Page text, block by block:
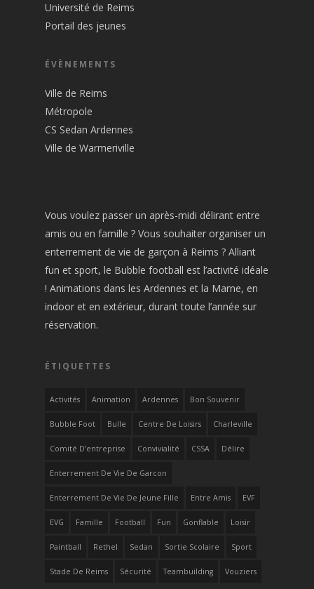
Université de Reims
Portail des jeunes
ÉVÈNEMENTS
Ville de Reims
Métropole
CS Sedan Ardennes
Ville de Warmeriville
Vous voulez passer un après-midi délirant entre
amis ou en famille ? Vous souhaiter organiser un
enterrement de vie de garçon à Reims ? Alliant
fun et sport, le Bubble football est l’activité idéale
! Animations dans les Ardennes et la Marne, en
indoor et en extérieur, durant toute l’année sur
réservation.
ÉTIQUETTES
Activités Animation Ardennes Bon Souvenir
Bubble Foot Bulle Centre De Loisirs Charleville
Comité D’entreprise Convivialité CSSA Délire
Enterrement De Vie De Garcon
Enterrement De Vie De Jeune Fille Entre Amis EVF
EVG Famille Football Fun Gonflable Loisir
Paintball Rethel Sedan Sortie Scolaire Sport
Stade De Reims Sécurité Teambuilding Vouziers